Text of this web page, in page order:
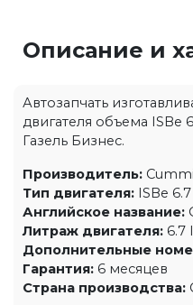
Описание и
Автозапчать
двигателя объема ISBe
Газель Бизнес.
Производитель:
Тип двигателя: ISBe 6.7
Английское название:
Литраж двигателя: 6.7
Дополнительные
Гарантия: 6 месяцев
Страна производства: